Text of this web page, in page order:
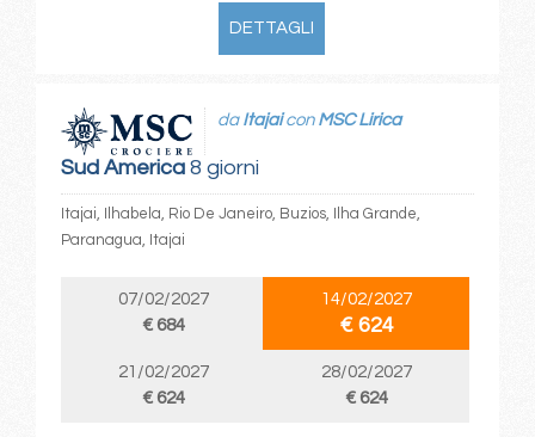
DETTAGLI
Sud America8 giorni
da Itajaicon MSC Lirica
Itajai, Ilhabela, Rio De Janeiro, Buzios, Ilha Grande,
Paranagua, Itajai
07/02/2027
€ 684
14/02/2027
€ 624
21/02/2027
€ 624
28/02/2027
€ 624